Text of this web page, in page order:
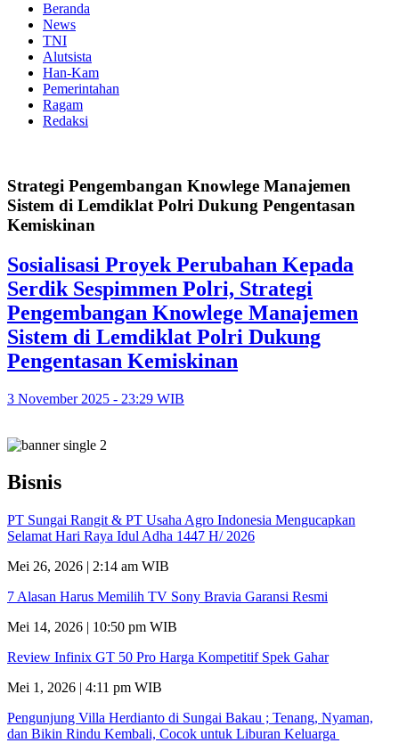
Beranda
News
TNI
Alutsista
Han-Kam
Pemerintahan
Ragam
Redaksi
Strategi Pengembangan Knowlege Manajemen
Sistem di Lemdiklat Polri Dukung Pengentasan
Kemiskinan
Sosialisasi Proyek Perubahan Kepada
Serdik Sespimmen Polri, Strategi
Pengembangan Knowlege Manajemen
Sistem di Lemdiklat Polri Dukung
Pengentasan Kemiskinan
3 November 2025 - 23:29 WIB
Bisnis
PT Sungai Rangit & PT Usaha Agro Indonesia Mengucapkan
Selamat Hari Raya Idul Adha 1447 H/ 2026
Mei 26, 2026 | 2:14 am WIB
7 Alasan Harus Memilih TV Sony Bravia Garansi Resmi
Mei 14, 2026 | 10:50 pm WIB
Review Infinix GT 50 Pro Harga Kompetitif Spek Gahar
Mei 1, 2026 | 4:11 pm WIB
Pengunjung Villa Herdianto di Sungai Bakau ; Tenang, Nyaman,
dan Bikin Rindu Kembali, Cocok untuk Liburan Keluarga